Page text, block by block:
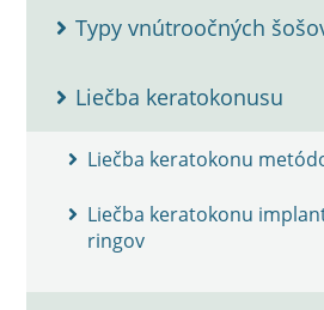
Typy vnútroočných
Liečba keratokonusu
Liečba keratokonu
Liečba keratokonu
ringov